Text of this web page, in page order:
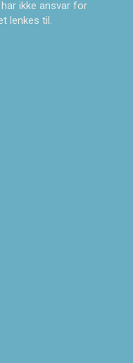
ikke ansvar for
lenkes til.